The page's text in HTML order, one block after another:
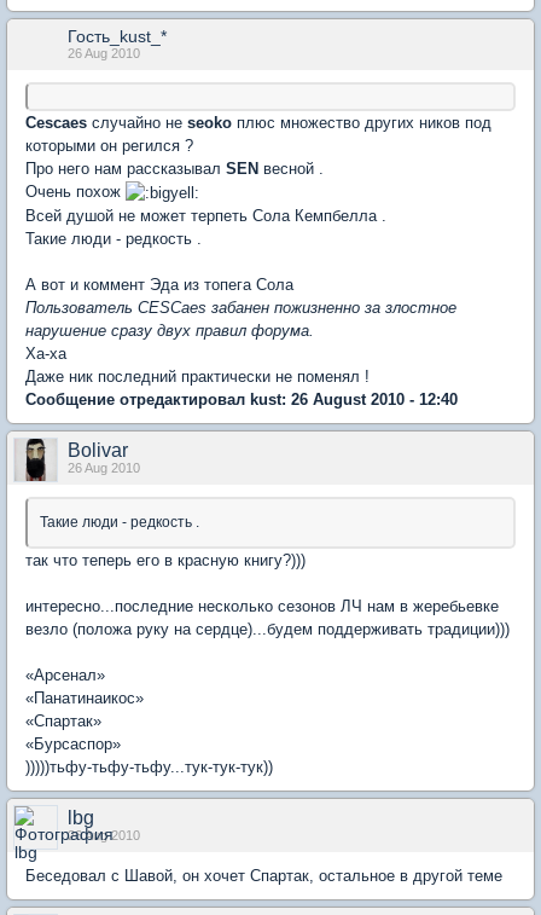
Гость_kust_*
26 Aug 2010
Cescaes случайно не seoko плюс множество других ников под
которыми он регился ?
Про него нам рассказывал SEN весной .
Очень похож
Всей душой не может терпеть Сола Кемпбелла .
Такие люди - редкость .
А вот и коммент Эда из топега Сола
Пользователь CESCaes забанен пожизненно за злостное
нарушение сразу двух правил форума.
Ха-ха
Даже ник последний практически не поменял !
Сообщение отредактировал kust: 26 August 2010 - 12:40
Bolivar
26 Aug 2010
Такие люди - редкость .
так что теперь его в красную книгу?)))
интересно...последние несколько сезонов ЛЧ нам в жеребьевке
везло (положа руку на сердце)...будем поддерживать традиции)))
«Арсенал»
«Панатинаикос»
«Спартак»
«Бурсаспор»
)))))тьфу-тьфу-тьфу...тук-тук-тук))
lbg
26 Aug 2010
Беседовал с Шавой, он хочет Спартак, остальное в другой теме